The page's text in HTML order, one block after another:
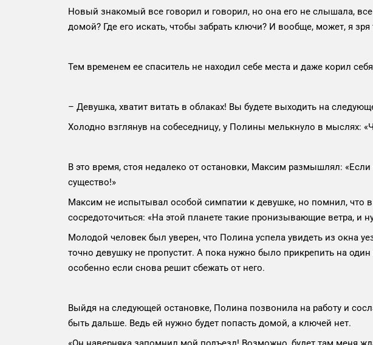
Новый знакомый все говорил и говорил, но она его не слышала,
домой? Где его искать, чтобы забрать ключи? И вообще, может, я
Тем временем ее спаситель не находил себе места и даже корил
– Девушка, хватит витать в облаках! Вы будете выходить на
Холодно взглянув на собеседницу, у Полины мелькнуло в мыслях:
В это время, стоя недалеко от остановки, Максим размышлял:
существо!»
Максим не испытывал особой симпатии к девушке, но помнил, что
сосредоточиться: «На этой планете такие пронизывающие ветра, и
Молодой человек был уверен, что Полина успела увидеть из окна
точно девушку не пропустит. А пока нужно было прикрепить на
особенно если снова решит сбежать от него.
Выйдя на следующей остановке, Полина позвонила на работу и
быть дальше. Ведь ей нужно будет попасть домой, а ключей нет.